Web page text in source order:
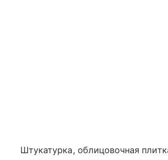
Штукатурка, облицовочная